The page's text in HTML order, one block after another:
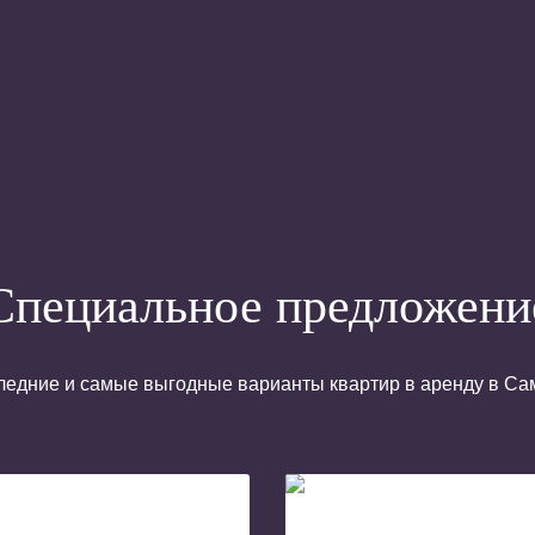
и самые выгодные варианты квартир в аренду в